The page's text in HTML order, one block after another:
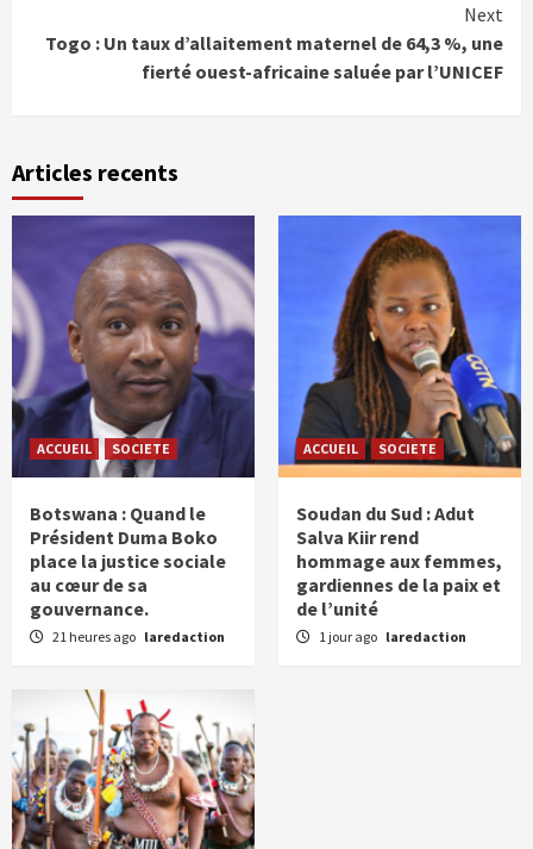
Next
Togo : Un taux d’allaitement maternel de 64,3 %, une
fierté ouest-africaine saluée par l’UNICEF
Articles recents
ACCUEIL SOCIETE
Botswana : Quand le
Président Duma Boko
place la justice sociale
au cœur de sa
gouvernance.
21 heures ago laredaction
ACCUEIL SOCIETE
Soudan du Sud : Adut
Salva Kiir rend
hommage aux femmes,
gardiennes de la paix et
de l’unité
1 jour ago laredaction